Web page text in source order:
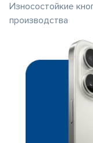
Износостойкие
производства